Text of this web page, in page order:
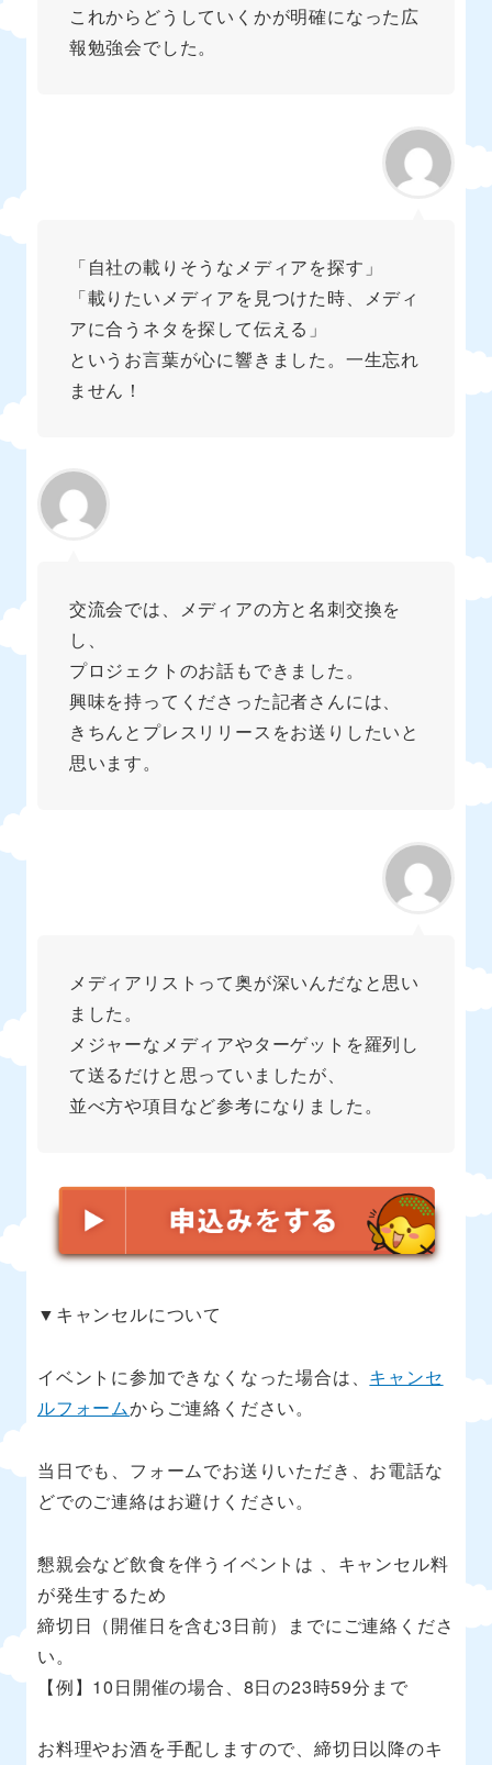
これからどうしていくかが明確になった広
報勉強会でした。
「自社の載りそうなメディアを探す」
「載りたいメディアを見つけた時、メディ
アに合うネタを探して伝える」
というお言葉が心に響きました。一生忘れ
ません！
交流会では、メディアの方と名刺交換を
し、
プロジェクトのお話もできました。
興味を持ってくださった記者さんには、
きちんとプレスリリースをお送りしたいと
思います。
メディアリストって奥が深いんだなと思い
ました。
メジャーなメディアやターゲットを羅列し
て送るだけと思っていましたが、
並べ方や項目など参考になりました。
▼キャンセルについて
イベントに参加できなくなった場合は、 キャンセ
ルフォームからご連絡ください。
当日でも、フォームでお送りいただき、お電話な
どでのご連絡はお避けください。
懇親会など飲食を伴うイベントは 、キャンセル料
が発生するため
締切日（開催日を含む3日前）までにご連絡くださ
い。
【例】10日開催の場合、8日の23時59分まで
お料理やお酒を手配しますので、締切日以降のキ